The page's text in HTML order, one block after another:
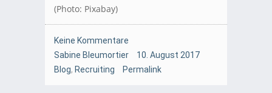
(Photo: Pixabay)
Keine Kommentare
Sabine Bleumortier
10. August 2017
Blog, Recruiting Permalink